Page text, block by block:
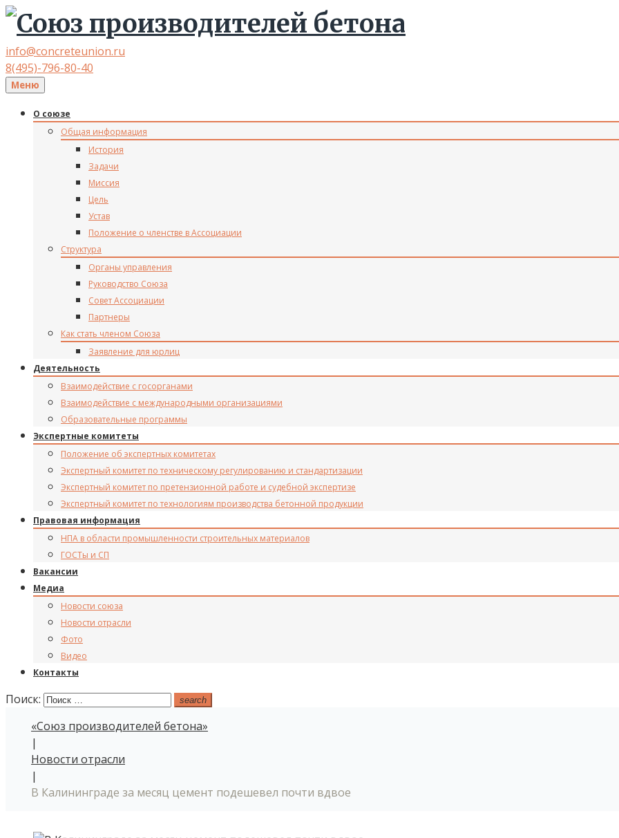
info@concreteunion.ru
8(495)-796-80-40
Меню
О союзе
Общая информация
История
Задачи
Миссия
Цель
Устав
Положение о членстве в Ассоциации
Структура
Органы управления
Руководство Союза
Совет Ассоциации
Партнеры
Как стать членом Союза
Заявление для юрлиц
Деятельность
Взаимодействие с госорганами
Взаимодействие с международными организациями
Образовательные программы
Экспертные комитеты
Положение об экспертных комитетах
Экспертный комитет по техническому регулированию и стандартизации
Экспертный комитет по претензионной работе и судебной экспертизе
Экспертный комитет по технологиям производства бетонной продукции
Правовая информация
НПА в области промышленности строительных материалов
ГОСТы и СП
Вакансии
Медиа
Новости союза
Новости отрасли
Фото
Видео
Контакты
Поиск: search
«Союз производителей бетона»
|
Новости отрасли
|
В Калининграде за месяц цемент подешевел почти вдвое